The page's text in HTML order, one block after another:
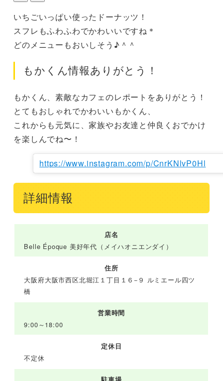
いちごいっぱい使ったドーナッツ！
スフレもふわふわでかわいいですね＊
どのメニューもおいしそう♪＾＾
もかくん情報ありがとう！
もかくん、素敵なカフェのレポートをありがとう！
とてもおしゃれでかわいいもかくん、
これからも元気に、家族やお友達と仲良くおでかけ
を楽しんでね〜！
https://www.instagram.com/p/CnrKNlvP0Hl
詳細情報
店名
Belle Époque 美好年代（メイハオニエンダイ）
住所
大阪府大阪市西区北堀江１丁目１６−９ ルミエール四ツ
橋
営業時間
9:00～18:00
定休日
不定休